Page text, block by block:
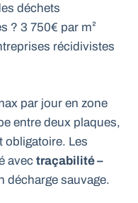
déchets
? 3 750€ par m²
récidivistes
par jour en zone
entre deux plaques,
obligatoire. Les
avec traçabilité –
décharge sauvage.